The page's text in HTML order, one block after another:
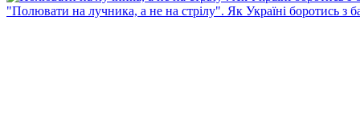
"Полювати на лучника, а не на стрілу". Як Україні боротись з